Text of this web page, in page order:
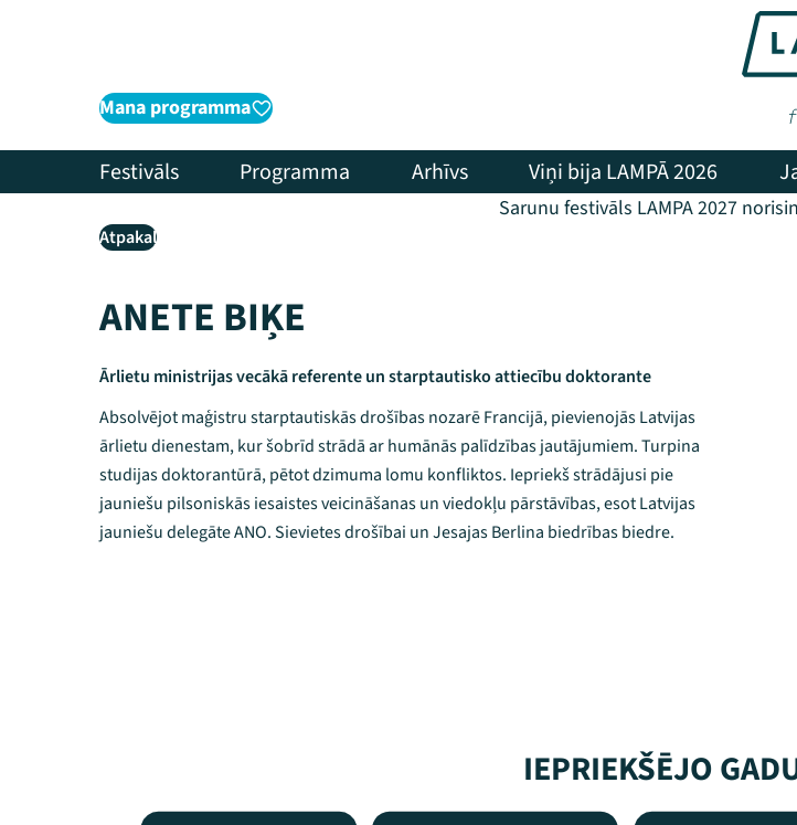
Mana programma
Festivāls Programma Arhīvs Viņi bija LAMPĀ 2026
Sarunu festivāls LAMPA 2027
Atpakaļ
ANETE BIĶE
Ārlietu ministrijas vecākā referente un starptautisko attiecību doktorante
Absolvējot maģistru starptautiskās drošības nozarē Francijā, pievienojās Latvijas
ārlietu dienestam, kur šobrīd strādā ar humānās palīdzības jautājumiem. Turpina
studijas doktorantūrā, pētot dzimuma lomu konfliktos. Iepriekš strādājusi pie
jauniešu pilsoniskās iesaistes veicināšanas un viedokļu pārstāvības, esot Latvijas
jauniešu delegāte ANO. Sievietes drošībai un Jesajas Berlina biedrības biedre.
IEPRIEKŠĒJO